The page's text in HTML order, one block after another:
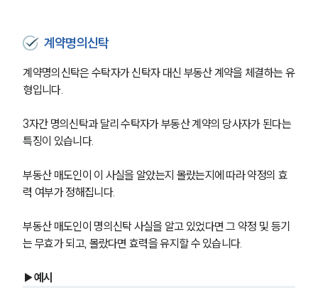
계약명의신탁
계약명의신탁은 수탁자가 신탁자 대신 부동산 계약을 체결하는 유
형입니다.
3자간 명의신탁과 달리 수탁자가 부동산 계약의 당사자가 된다는
특징이 있습니다.
부동산 매도인이 이 사실을 알았는지 몰랐는지에 따라 약정의 효
력 여부가 정해집니다.
부동산 매도인이 명의신탁 사실을 알고 있었다면 그 약정 및 등기
는 무효가 되고, 몰랐다면 효력을 유지할 수 있습니다.
▶예시